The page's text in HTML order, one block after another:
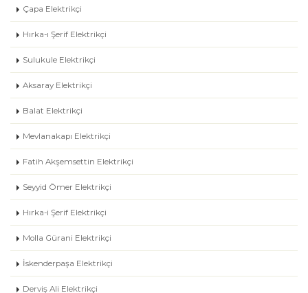
Çapa Elektrikçi
Hırka-ı Şerif Elektrikçi
Sulukule Elektrikçi
Aksaray Elektrikçi
Balat Elektrikçi
Mevlanakapı Elektrikçi
Fatih Akşemsettin Elektrikçi
Seyyid Ömer Elektrikçi
Hırka-i Şerif Elektrikçi
Molla Gürani Elektrikçi
İskenderpaşa Elektrikçi
Derviş Ali Elektrikçi